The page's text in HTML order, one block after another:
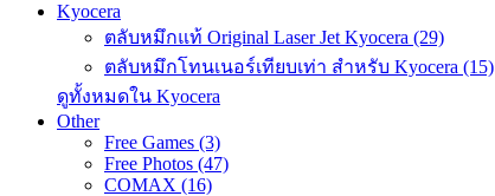
Kyocera
ตลับหมึกแท้ Original Laser Jet Kyocera (29)
ตลับหมึกโทนเนอร์เทียบเท่า สำหรับ Kyocera (15)
ดูทั้งหมดใน Kyocera
Other
Free Games (3)
Free Photos (47)
COMAX (16)